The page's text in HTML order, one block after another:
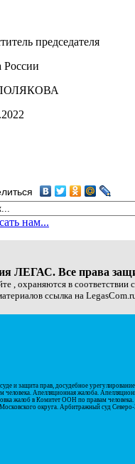
председателя
России
нам...
ЛЕГАС. Все права
, охраняются в соответствии
ссылка на
суде и защита прав, досудебное
человека. Апелляционная жалоба.
жалоб в Комитет ООН по правам
округа. Арбитражный суд